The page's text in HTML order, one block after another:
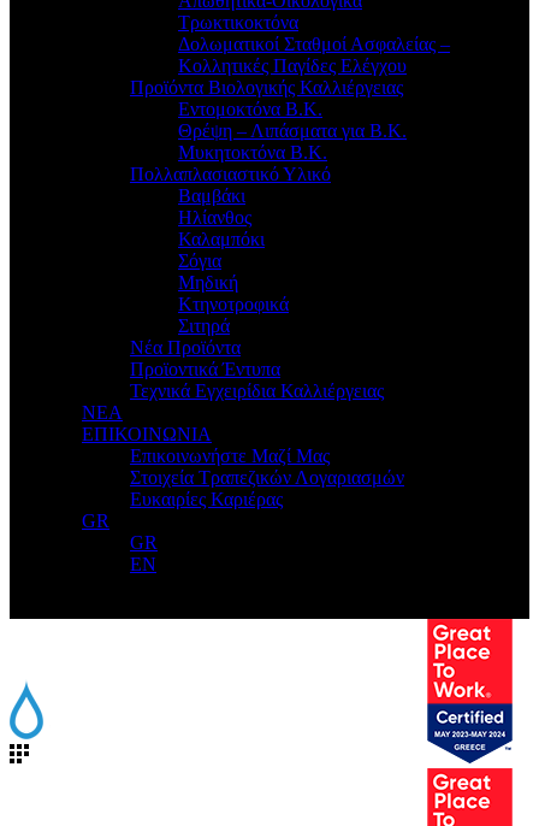
Τρωκτικοκτόνα
Δολωματικοί Σταθμοί Ασφαλείας –
Κολλητικές Παγίδες Ελέγχου
Προϊόντα Βιολογικής Καλλιέργειας
Εντομοκτόνα Β.Κ.
Θρέψη – Λιπάσματα για Β.Κ.
Μυκητοκτόνα Β.Κ.
Πολλαπλασιαστικό Υλικό
Βαμβάκι
Ηλίανθος
Καλαμπόκι
Σόγια
Μηδική
Κτηνοτροφικά
Σιτηρά
Νέα Προϊόντα
Προϊοντικά Έντυπα
Τεχνικά Εγχειρίδια Καλλιέργειας
ΝΕΑ
ΕΠΙΚΟΙΝΩΝΙΑ
Επικοινωνήστε Μαζί Μας
Στοιχεία Τραπεζικών Λογαριασμών
Ευκαιρίες Καριέρας
GR
GR
EN